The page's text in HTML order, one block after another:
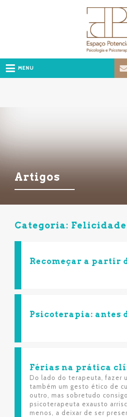
MENU
Artigos
Categoria:
Recomeçar a partir
Psicoterapia: antes
Férias na prática
Do lado do terapeuta, fazer
também um gesto ético de
outro, mas sobretudo
psicoterapeuta exausto
menos, a deixar de ser